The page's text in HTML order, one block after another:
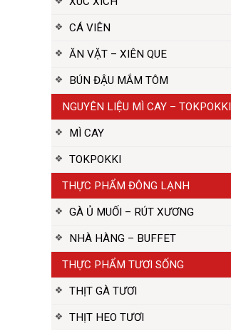
CÁ VIÊN
ĂN VẶT – XIÊN QUE
BÚN ĐẬU MẮM TÔM
NGUYÊN LIỆU MÌ CAY – TOKPOKKI
MÌ CAY
TOKPOKKI
THỰC PHẨM ĐÔNG LẠNH
GÀ Ủ MUỐI – RÚT XƯƠNG
NHÀ HÀNG – BUFFET
THỰC PHẨM TƯƠI SỐNG
THỊT GÀ TƯƠI
THỊT HEO TƯƠI